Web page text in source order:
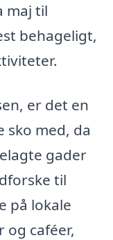
maj til
behageligt,
er det en
sko med, da
gader
til
på lokale
caféer,